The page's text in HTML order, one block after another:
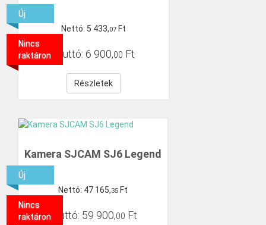
Nettó: 5 433,07 Ft
Bruttó: 6 900,00 Ft
Részletek
Új
Nincs
raktáron
Kamera SJCAM SJ6 Legend
Nettó: 47 165,35 Ft
Bruttó: 59 900,00 Ft
Új
Nincs
raktáron